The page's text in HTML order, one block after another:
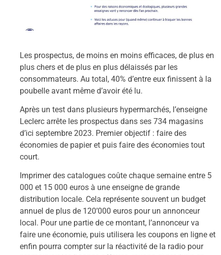
Les prospectus, de moins en moins efficaces, de plus en
plus chers et de plus en plus délaissés par les
consommateurs. Au total, 40% d’entre eux finissent à la
poubelle avant même d’avoir été lu.
Après un test dans plusieurs hypermarchés, l’enseigne
Leclerc arrête les prospectus dans ses 734 magasins
d’ici septembre 2023. Premier objectif : faire des
économies de papier et puis faire des économies tout
court.
Imprimer des catalogues coûte chaque semaine entre 5
000 et 15 000 euros à une enseigne de grande
distribution locale. Cela représente souvent un budget
annuel de plus de 120’000 euros pour un annonceur
local. Pour une partie de ce montant, l’annonceur va
faire une économie, puis utilisera les coupons en ligne et
enfin pourra compter sur la réactivité de la radio pour